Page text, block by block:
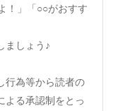
！」「○○がおすす
ましょう♪
行為等から読者の
よる承認制をとっ